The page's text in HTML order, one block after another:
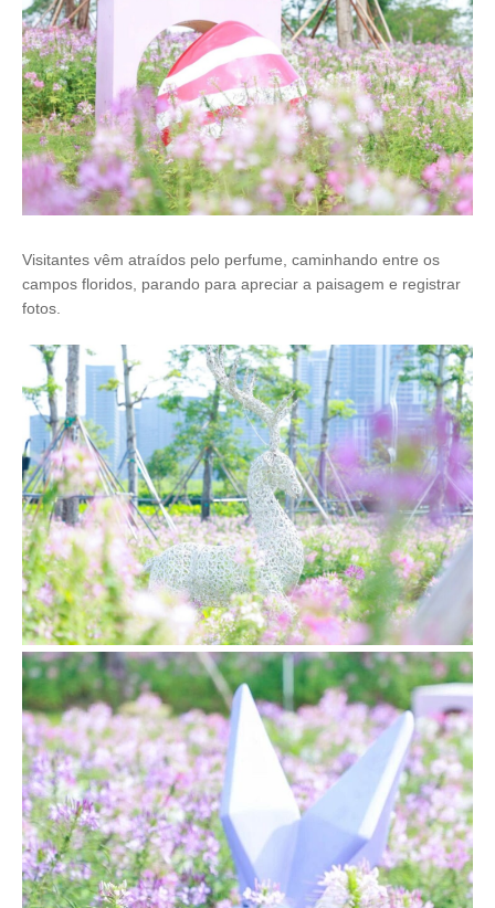
Visitantes vêm atraídos pelo perfume, caminhando entre os
campos floridos, parando para apreciar a paisagem e registrar
fotos.